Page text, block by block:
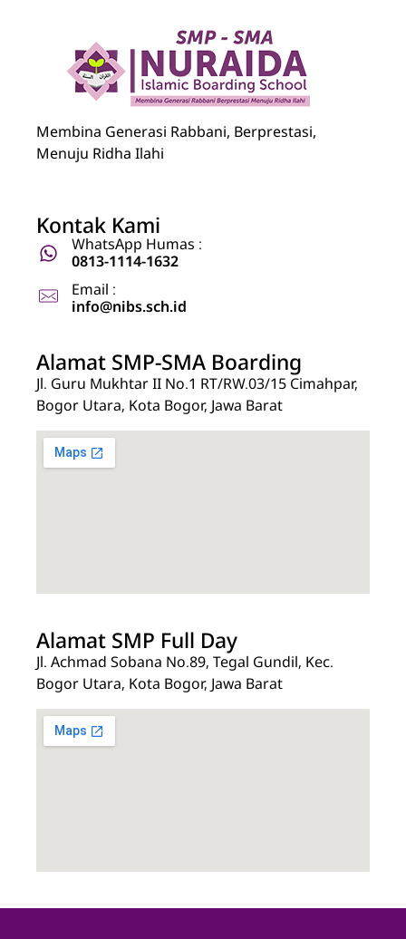
Nuraida Islamic Boarding School
Membina Generasi Rabbani, Berprestasi,
Menuju Ridha Ilahi
Kontak Kami
WhatsApp Humas :
0813-1114-1632
Email :
info@nibs.sch.id
Alamat SMP-SMA Boarding
Jl. Guru Mukhtar II No.1 RT/RW.03/15 Cimahpar,
Bogor Utara, Kota Bogor, Jawa Barat
Alamat SMP Full Day
Jl. Achmad Sobana No.89, Tegal Gundil, Kec.
Bogor Utara, Kota Bogor, Jawa Barat